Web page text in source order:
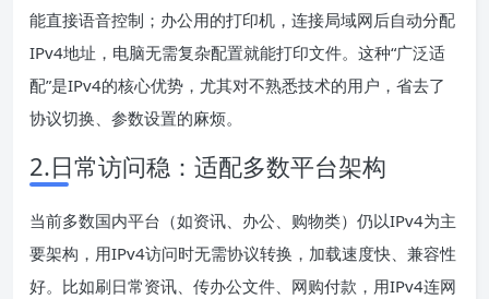
能直接语音控制；办公用的打印机，连接局域网后自动分配
IPv4地址，电脑无需复杂配置就能打印文件。这种“广泛适
配”是IPv4的核心优势，尤其对不熟悉技术的用户，省去了
协议切换、参数设置的麻烦。
2.日常访问稳：适配多数平台架构
当前多数国内平台（如资讯、办公、购物类）仍以IPv4为主
要架构，用IPv4访问时无需协议转换，加载速度快、兼容性
好。比如刷日常资讯、传办公文件、网购付款，用IPv4连网